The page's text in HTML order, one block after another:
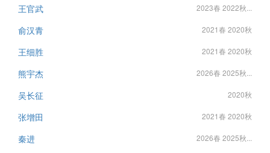
王官武 2023春 2022秋...
俞汉青 2021春 2020秋
王细胜 2021春 2020秋
熊宇杰 2026春 2025秋...
吴长征 2020秋
张增田 2021春 2020秋
秦进 2026春 2025秋...